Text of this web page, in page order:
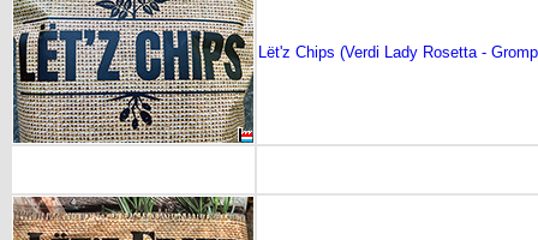
Lët'z Chips (Verdi Lady Rosetta -